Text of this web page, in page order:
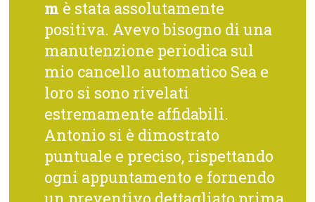
m è stata assolutamente
positiva. Avevo bisogno di una
manutenzione periodica sul
mio cancello automatico Sea e
loro si sono rivelati
estremamente affidabili.
Antonio si è dimostrato
puntuale e preciso, rispettando
ogni appuntamento e fornendo